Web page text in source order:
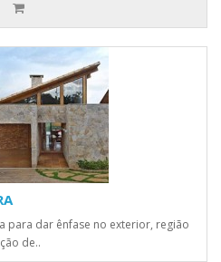
para dar ênfase no exterior, região
de..